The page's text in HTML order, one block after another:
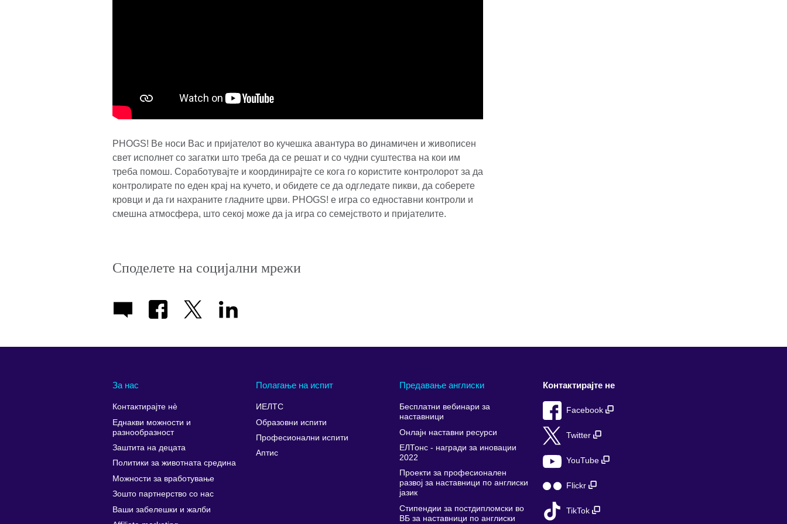
PHOGS! Ве носи Вас и пријателот во кучешка авантура во динамичен и живописен
свет исполнет со загатки што треба да се решат и со чудни суштества на кои им
треба помош. Соработувајте и координирајте се кога го користите контролорот за да
контролирате по еден крај на кучето, и обидете се да одгледате пикви, да соберете
кровци и да ги нахраните гладните црви. PHOGS! е игра со едноставни контроли и
смешна атмосфера, што секој може да ја игра со семејството и пријателите.
Споделете на социјални мрежи
За нас
Контактирајте нè
Еднакви можности и
разнообразност
Заштита на децата
Политики за животната средина
Можности за вработување
Зошто партнерство со нас
Ваши забелешки и жалби
Полагање на испит
ИЕЛТС
Образовни испити
Професионални испити
Aптис
Предавање англиски
Бесплатни вебинари за
наставници
Онлајн наставни ресурси
ЕЛТонс - награди за иновации
2022
Проекти за професионален
развој за наставници по англиски
јазик
Стипендии за постдипломски во
ВБ за наставници по англиски
Контактирајте не
Facebook
Twitter
YouTube
Flickr
TikTok